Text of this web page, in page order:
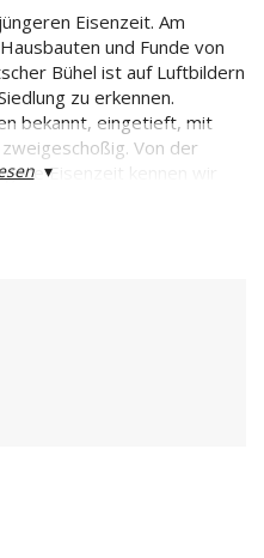
Eisenzeit. Am
und Funde von
Bühel ist auf Luftbildern
zu erkennen.
bekannt, eingetieft, mit
Von der
Eisenzeit kennen wir
Bei der archäologischen
Bei Rossladum und
weisen kalzinierte
▾